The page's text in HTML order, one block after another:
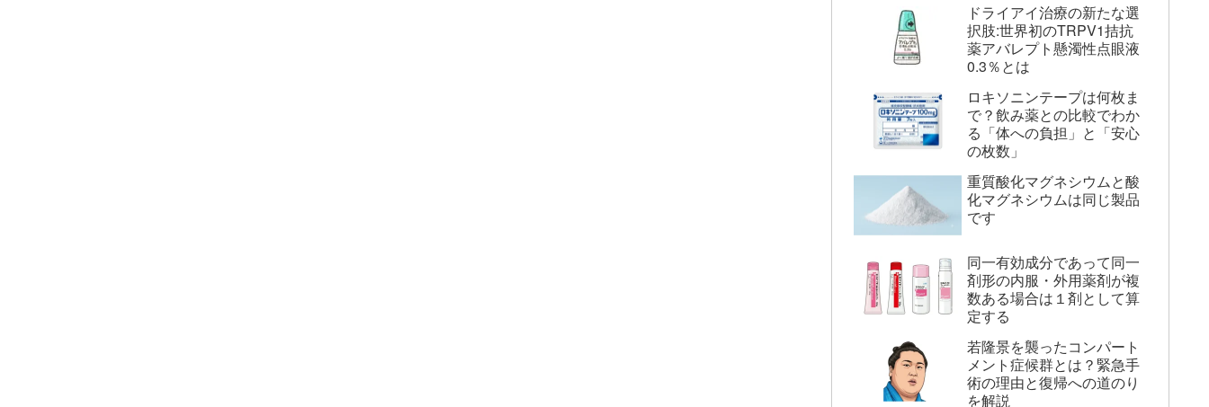
ドライアイ治療の新たな選
択肢:世界初のTRPV1拮抗
薬アバレプト懸濁性点眼液
0.3％とは
ロキソニンテープは何枚ま
で？飲み薬との比較でわか
る「体への負担」と「安心
の枚数」
重質酸化マグネシウムと酸
化マグネシウムは同じ製品
です
同一有効成分であって同一
剤形の内服・外用薬剤が複
数ある場合は１剤として算
定する
若隆景を襲ったコンパート
メント症候群とは？緊急手
術の理由と復帰への道のり
を解説